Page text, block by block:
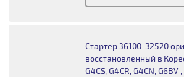
Стартер 36100-32520
восстановленный в
G4CS, G4CR, G4CN, G6BV